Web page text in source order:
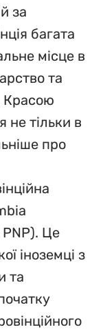
за
багата
місце в
та
Красою
не тільки в
про
Це
іноземці з
та